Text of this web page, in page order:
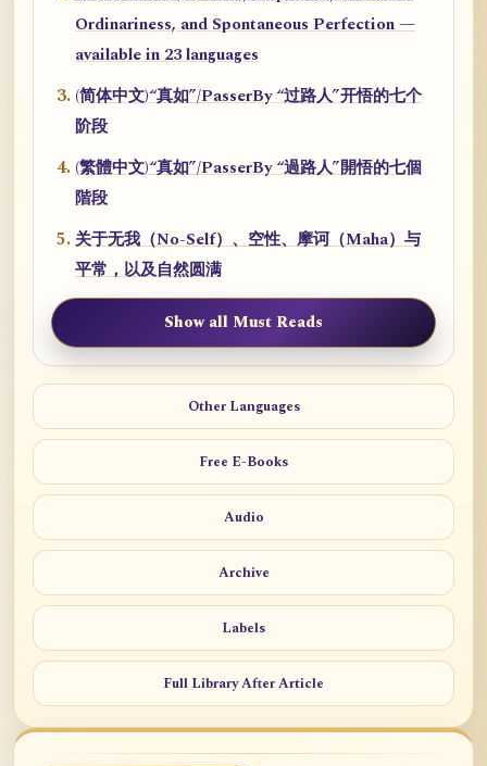
Ordinariness, and Spontaneous Perfection —
available in 23 languages
(简体中文)“真如”/PasserBy “过路人”开悟的七个
阶段
(繁體中文)“真如”/PasserBy “過路人”開悟的七個
階段
关于无我（No-Self）、空性、摩诃（Maha）与
平常，以及自然圆满
Show all Must Reads
Other Languages
Free E-Books
Audio
Archive
Labels
Full Library After Article